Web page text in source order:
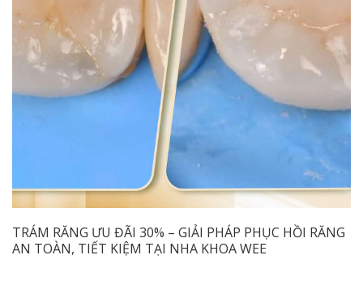
TRÁM RĂNG ƯU ĐÃI 30% – GIẢI PHÁP PHỤC HỒI RĂNG
AN TOÀN, TIẾT KIỆM TẠI NHA KHOA WEE